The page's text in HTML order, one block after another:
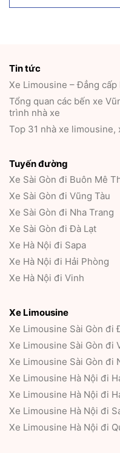
Tin tức
Xe Limousine – Đẳng
Tổng quan các bến xe
trình nhà xe
Top 31 nhà xe
Tuyến đường
Xe Sài Gòn đi Buôn Mê
Xe Sài Gòn đi Vũng Tàu
Xe Sài Gòn đi Nha Trang
Xe Sài Gòn đi Đà Lạt
Xe Hà Nội đi Sapa
Xe Hà Nội đi Hải Phòng
Xe Hà Nội đi Vinh
Xe Limousine
Xe Limousine Sài Gòn đi
Xe Limousine Sài Gòn đi
Xe Limousine Sài Gòn đi
Xe Limousine Hà Nội đi
Xe Limousine Hà Nội đi
Xe Limousine Hà Nội đi
Xe Limousine Hà Nội đi